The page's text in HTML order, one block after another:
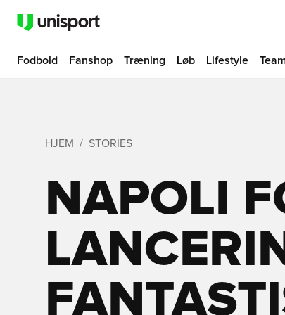
Fodbold Fanshop Træning Løb Lifestyle
HJEM STORIES
NAPOLI